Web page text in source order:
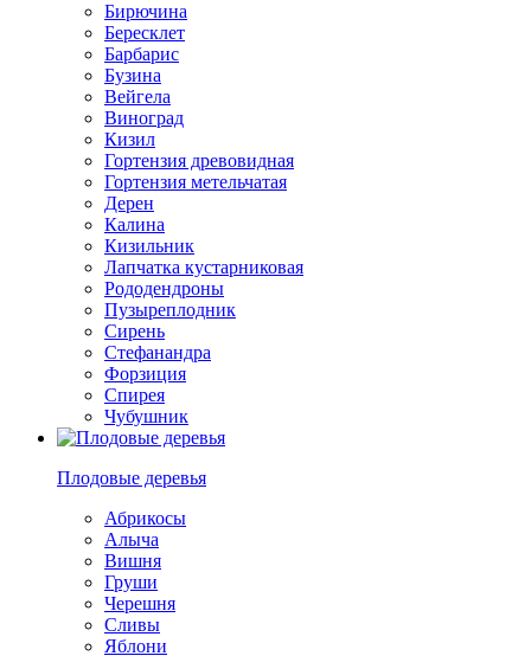
Бирючина
Бересклет
Барбарис
Бузина
Вейгела
Виноград
Кизил
Гортензия древовидная
Гортензия метельчатая
Дерен
Калина
Кизильник
Лапчатка кустарниковая
Рододендроны
Пузыреплодник
Сирень
Стефанандра
Форзиция
Спирея
Чубушник
Плодовые деревья
Абрикосы
Алыча
Вишня
Груши
Черешня
Сливы
Яблони